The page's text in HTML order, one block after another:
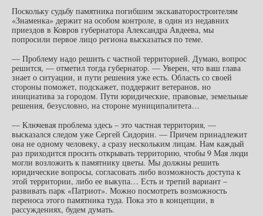
Поскольку судьбу памятника погибшим экскаваторостроителям
«Знаменка» держит на особом контроле, в один из недавних
приездов в Ковров губернатора Александра Авдеева, мы
попросили первое лицо региона высказаться по теме.
— Проблему надо решить с частной территорией. Думаю, вопрос
решится, — отметил тогда губернатор. — Уверен, что ваш глава
знает о ситуации, и пути решения уже есть. Область со своей
стороны поможет, подскажет, поддержит ветеранов, но
инициатива за городом. Пути юридические, правовые, земельные
решения, безусловно, на стороне муниципалитета…
— Ключевая проблема здесь – это частная территория, —
высказался следом уже Сергей Сидорин. — Причем принадлежит
она не одному человеку, а сразу нескольким лицам. Нам каждый
раз приходится просить открывать территорию, чтобы 9 Мая люди
могли возложить к памятнику цветы. Мы должны решить
юридические вопросы, согласовать либо возможность доступа к
этой территории, либо ее выкупа… Есть и третий вариант –
развивать парк «Патриот». Можно посмотреть возможность
переноса этого памятника туда. Пока это в концепции, в
рассуждениях, будем думать.